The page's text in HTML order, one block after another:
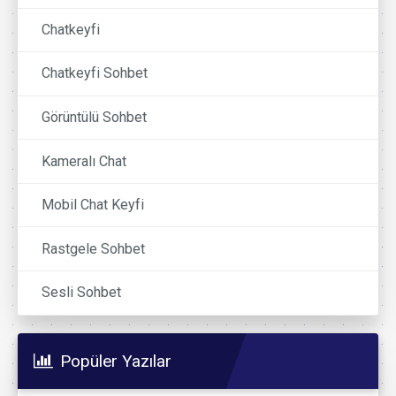
Chatkeyfi
Chatkeyfi Sohbet
Görüntülü Sohbet
Kameralı Chat
Mobil Chat Keyfi
Rastgele Sohbet
Sesli Sohbet
Popüler Yazılar